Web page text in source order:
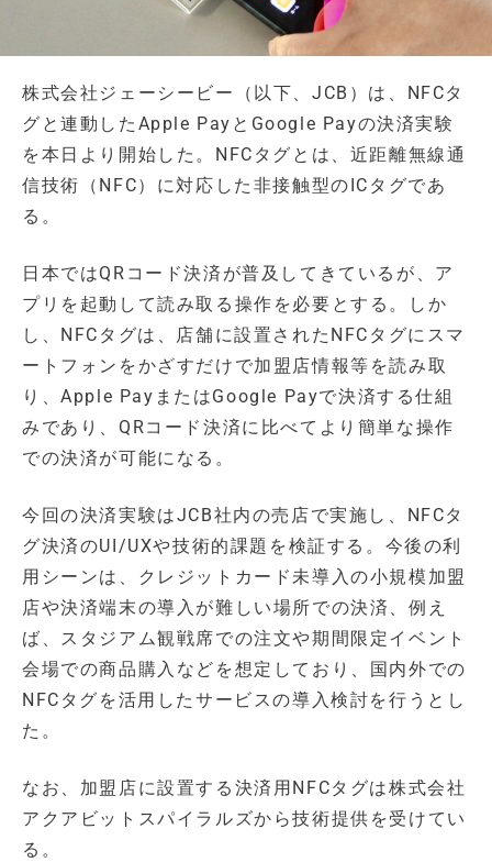
株式会社ジェーシービー（以下、JCB）は、NFCタ
グと連動したApple PayとGoogle Payの決済実験
を本日より開始した。NFCタグとは、近距離無線通
信技術（NFC）に対応した非接触型のICタグであ
る。
日本ではQRコード決済が普及してきているが、ア
プリを起動して読み取る操作を必要とする。しか
し、NFCタグは、店舗に設置されたNFCタグにスマ
ートフォンをかざすだけで加盟店情報等を読み取
り、Apple PayまたはGoogle Payで決済する仕組
みであり、QRコード決済に比べてより簡単な操作
での決済が可能になる。
今回の決済実験はJCB社内の売店で実施し、NFCタ
グ決済のUI/UXや技術的課題を検証する。今後の利
用シーンは、クレジットカード未導入の小規模加盟
店や決済端末の導入が難しい場所での決済、例え
ば、スタジアム観戦席での注文や期間限定イベント
会場での商品購入などを想定しており、国内外での
NFCタグを活用したサービスの導入検討を行うとし
た。
なお、加盟店に設置する決済用NFCタグは株式会社
アクアビットスパイラルズから技術提供を受けてい
る。